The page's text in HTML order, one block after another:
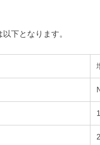
下となります。